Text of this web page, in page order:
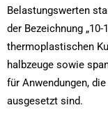
Belastungswerten
der Bezeichnung
thermoplastischen
halbzeuge sowie
für Anwendungen,
ausgesetzt sind.